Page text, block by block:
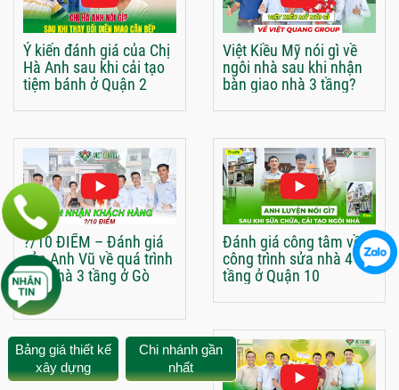
Ý kiến đánh giá của Chị
Hà Anh sau khi cải tạo
tiệm bánh ở Quận 2
Việt Kiều Mỹ nói gì về
ngôi nhà sau khi nhận
bàn giao nhà 3 tầng?
?/10 ĐIỂM – Đánh giá
của Anh Vũ về quá trình
xây nhà 3 tầng ở Gò
Vấp
Đánh giá công tâm về
công trình sửa nhà 4
tầng ở Quận 10
Bảng giá thiết kế
xây dựng
Chi nhánh gần
nhất